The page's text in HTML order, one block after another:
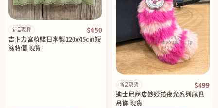
新品現貨 $450
吉卜力宮崎駿日本製120x45cm短
簾特價 現貨
新品現貨 $499
迪士尼商店妙妙猫夜光系列尾巴
吊飾 現貨